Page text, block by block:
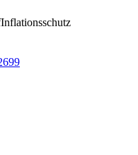
Inflationsschutz